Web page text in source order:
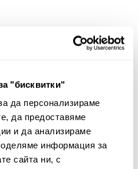
"бисквитки"
да персонализираме
да предоставяме
и да анализираме
информация за
сайта ни, с